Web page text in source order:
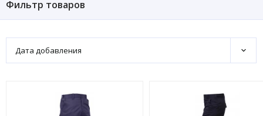
Фильтр товаров
Дата добавления